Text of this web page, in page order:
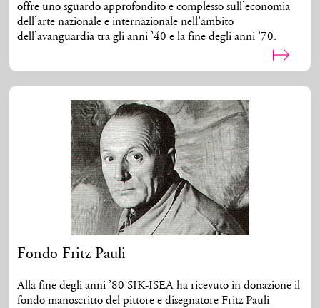
offre uno sguardo approfondito e complesso sull’economia
dell’arte nazionale e internazionale nell’ambito
dell’avanguardia tra gli anni ’40 e la fine degli anni ’70.
Fondo Fritz Pauli
Alla fine degli anni ’80 SIK-ISEA ha ricevuto in donazione il
fondo manoscritto del pittore e disegnatore Fritz Pauli